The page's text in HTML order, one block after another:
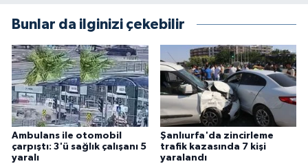
Bunlar da ilginizi çekebilir
Ambulans ile otomobil
çarpıştı: 3'ü sağlık çalışanı 5
yaralı
Şanlıurfa'da zincirleme
trafik kazasında 7 kişi
yaralandı